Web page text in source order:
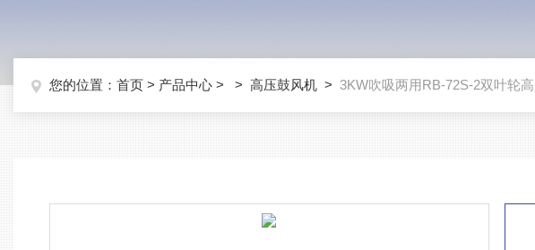
您的位置： 首页 > 产品中心 > > 高压鼓风机 > 3KW吹吸两用RB-72S-2双叶轮